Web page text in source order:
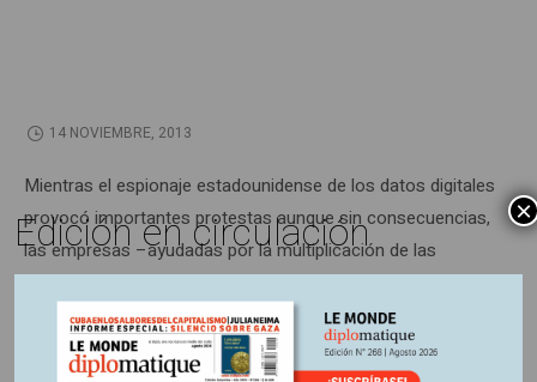
14 NOVIEMBRE, 2013
Mientras el espionaje estadounidense de los datos digitales
provocó importantes protestas aunque sin consecuencias,
las empresas –ayudadas por la multiplicación de las
informaciones personales en la red– mejoraron sus
técnicas de rastreo de los internautas. Escapar hoy a los
mensajes publicitarios resulta una odisea.
Edición en circulación ×